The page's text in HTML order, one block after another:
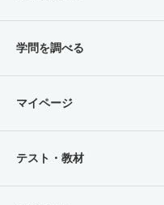
学問を調べる
マイページ
テスト・教材